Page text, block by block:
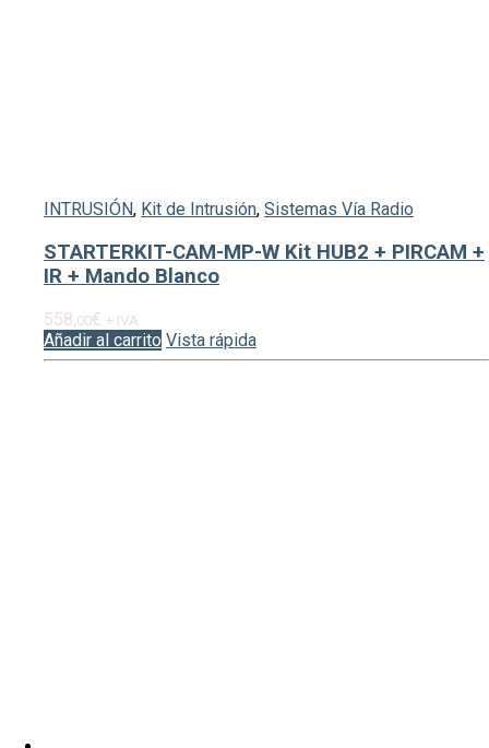
INTRUSIÓN, Kit de Intrusión, Sistemas Vía Radio
STARTERKIT-CAM-MP-W Kit HUB2 + PIRCAM +
IR + Mando Blanco
558,00€ + IVA
Añadir al carrito Vista rápida